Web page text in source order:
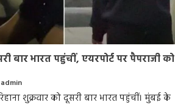
बार भारत पहुंचीं, एयरपोर्ट पर पैपराजी को
admin
शुक्रवार को दूसरी बार भारत पहुंचीं। मुंबई के